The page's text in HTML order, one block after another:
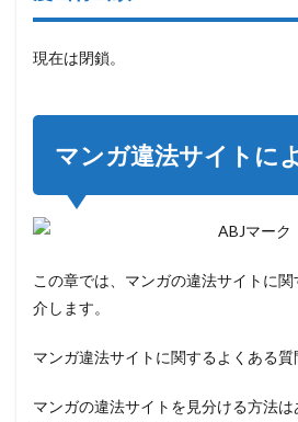
現在は閉鎖。
マンガ違法サイトに
この章では、マンガの違法サイトに
介します。
マンガ違法サイトに関するよくある質
マンガの違法サイトを見分ける方法は